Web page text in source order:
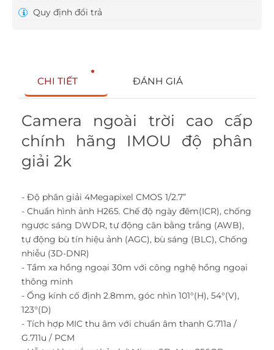
Quy định đổi trả
CHI TIẾT ĐÁNH GIÁ
Camera ngoài trời cao cấp
chính hãng IMOU độ phân
giải 2k
- Độ phân giải 4Megapixel CMOS 1/2.7”
- Chuẩn hình ảnh H265. Chế độ ngày đêm(ICR), chống
ngược sáng DWDR, tự động cân bằng trắng (AWB),
tự động bù tín hiệu ảnh (AGC), bù sáng (BLC), Chống
nhiễu (3D-DNR)
- Tầm xa hồng ngoại 30m với công nghệ hồng ngoại
thông minh
- Ống kính cố định 2.8mm, góc nhìn 101°(H), 54°(V),
123°(D)
- Tích hợp MIC thu âm với chuẩn âm thanh G.711a /
G.711u / PCM